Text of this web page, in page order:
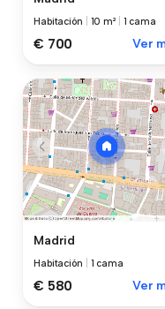
Habitación 10 m² 1 cama
€ 700 Ver
Madrid
Habitación 1 cama
€ 580 Ver